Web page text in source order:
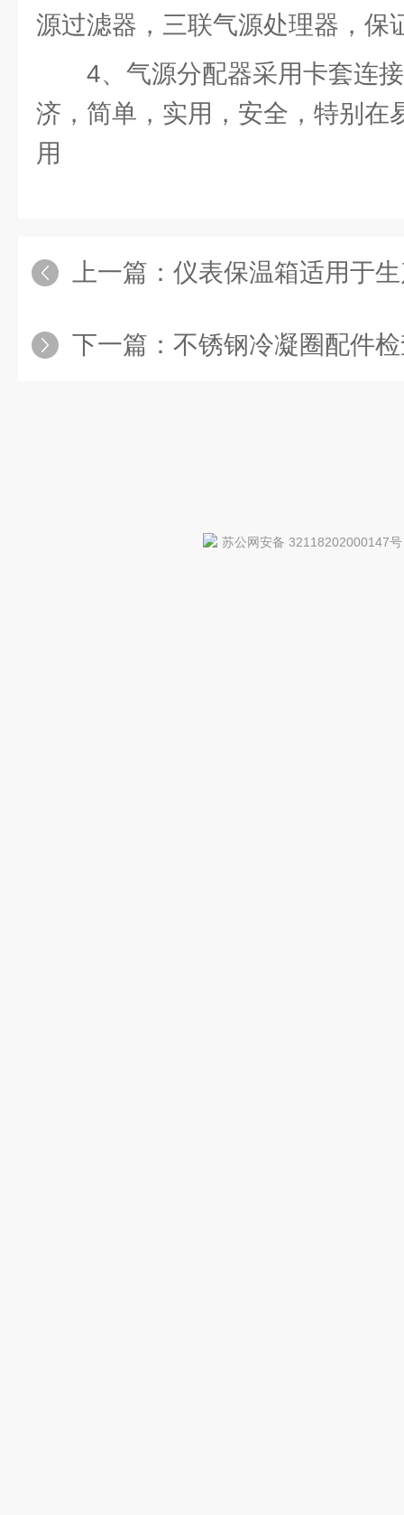
源过滤器，三联气源处理器，保
4、气源分配器采用卡套连
济，简单，实用，安全，特别在
用
上一篇： 仪表保温箱适用于生产线上
下一篇： 不锈钢冷凝圈配件
苏公网安备 32118202000147号